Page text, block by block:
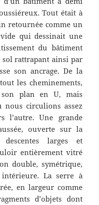
Tout était à
retournée comme un
qui dessinait une
du bâtiment
rattrapant ainsi par
son ancrage. De la
les cheminements,
son plan en U, mais
circulions assez
l’autre. Une grande
ouverte sur la
larges et
entièrement vitré
double, symétrique,
intérieure. La serre à
en largeur comme
d’objets dont